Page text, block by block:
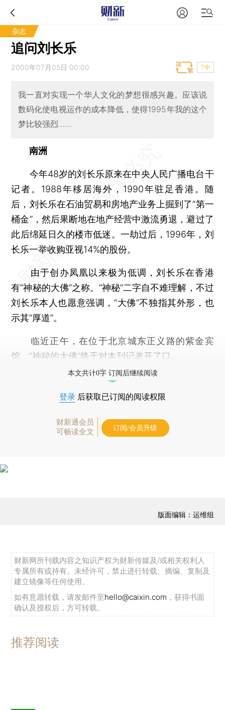
杂志
追问刘长乐
2000年07月05日 00:00 T中
我一直对实现一个华人文化的梦想很感兴趣。应该说
数码化使电视运作的成本降低，使得1995年我的这个
梦比较强烈……
南洲
今年48岁的刘长乐原来在中央人民广播电台干
记者。1988年移居海外，1990年驻足香港。随
后，刘长乐在石油贸易和房地产业务上掘到了“第一
桶金”，然后果断地在地产经营中激流勇退，避过了
此后绵延日久的楼市低迷。一劫过后，1996年，刘
长乐一举收购亚视14%的股份。
由于创办凤凰以来极为低调，刘长乐在香港
有“神秘的大佛”之称。“神秘”二字自不难理解，不过
刘长乐本人也愿意强调，“大佛”不独指其外形，也
示其“厚道”。
临近正午，在位于北京城东正义路的紫金宾
馆，“神秘的大佛”终于对本刊记者开了口。
本文共计0字 订阅后继续阅读
登录 后获取已订阅的阅读权限
财新通会员
可畅读全文
订阅/会员升级
版面编辑：运维组
财新网所刊载内容之知识产权为财新传媒及/或相关权利人
专属所有或持有。未经许可，禁止进行转载、摘编、复制及
建立镜像等任何使用。
如有意愿转载，请发邮件至hello@caixin.com ，获得书面
确认及授权后，方可转载。
推荐阅读